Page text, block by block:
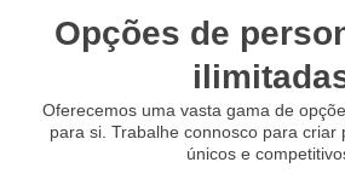
Opções de
Oferecemos uma vasta gama de
para si. Trabalhe connosco para criar
únicos e